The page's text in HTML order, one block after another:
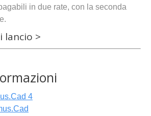
in due rate, con la seconda
lancio >
4